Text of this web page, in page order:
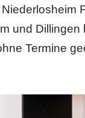
und
Termine